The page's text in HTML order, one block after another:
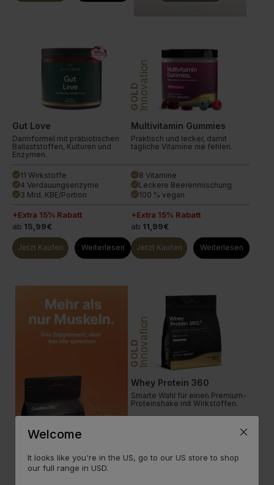
Gut Love
Darmformel mit präbiotischen
Ballaststoffen, Kulturen und
Enzymen.
done 11 Wirkstoffe
done 4 Verdauungsenzyme
done 3 Mrd. KBE/Portion
+Extra 15% Rabatt
ab 15,99€
Jetzt Kaufen Weiterlesen
GOLDInnovation
Multivitamin Gummies
Praktisch und lecker, damit
tägliche Vitamine nie fehlen.
done 8 Vitamine
done Leckere Beerenmischung
done 100 % vegan
+Extra 15% Rabatt
ab 11,99€
Jetzt Kaufen Weiterlesen
GOLDInnovation
Whey Protein 360
Smarte Wahl für einen Premium-
Proteinshake mit Wirkstoffen.
Welcome
It looks like you're in the US, go to our US store to shop
our full range in USD.